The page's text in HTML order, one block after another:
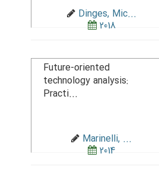
Dinges, Mic...
2018
Future-oriented
technology analysis:
Practi...
Marinelli, ...
2014